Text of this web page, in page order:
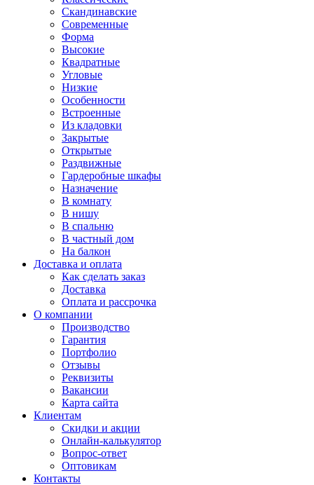
Скандинавские
Современные
Форма
Высокие
Квадратные
Угловые
Низкие
Особенности
Встроенные
Из кладовки
Закрытые
Открытые
Раздвижные
Гардеробные шкафы
Назначение
В комнату
В нишу
В спальню
В частный дом
На балкон
Доставка и оплата
Как сделать заказ
Доставка
Оплата и рассрочка
О компании
Производство
Гарантия
Портфолио
Отзывы
Реквизиты
Вакансии
Карта сайта
Клиентам
Скидки и акции
Онлайн-калькулятор
Вопрос-ответ
Оптовикам
Контакты